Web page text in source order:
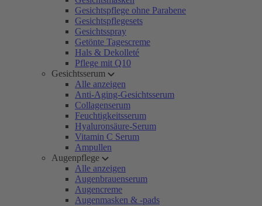
Gesichtspflege ohne Parabene
Gesichtspflegesets
Gesichtsspray
Getönte Tagescreme
Hals & Dekolleté
Pflege mit Q10
Gesichtsserum
Alle anzeigen
Anti-Aging-Gesichtsserum
Collagenserum
Feuchtigkeitsserum
Hyaluronsäure-Serum
Vitamin C Serum
Ampullen
Augenpflege
Alle anzeigen
Augenbrauenserum
Augencreme
Augenmasken & -pads